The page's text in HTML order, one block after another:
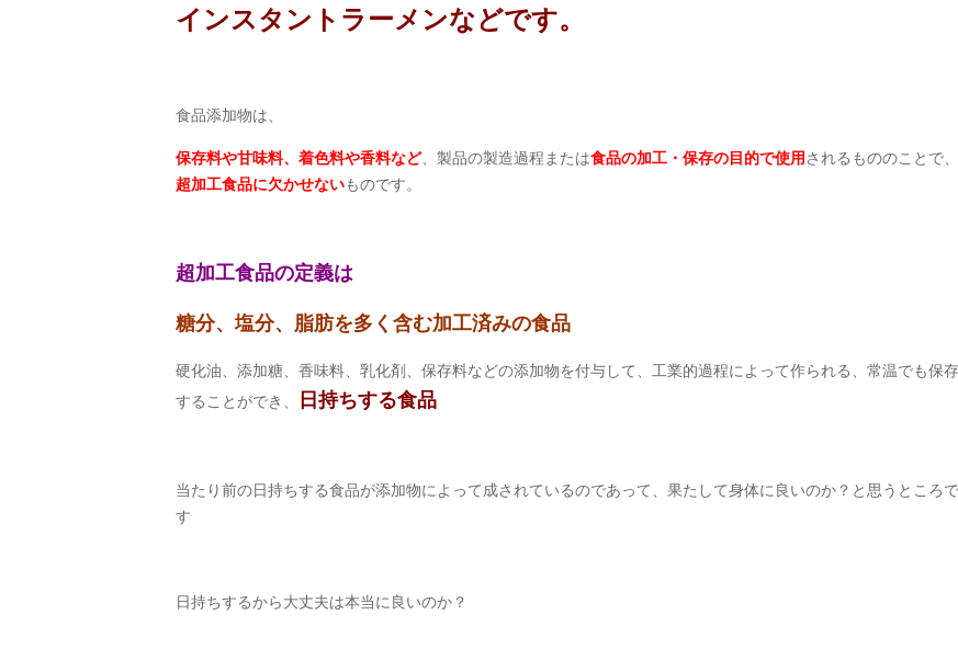
インスタントラーメンなどです。
食品添加物は、
保存料や甘味料、着色料や香料など、製品の製造過程または食品の加工・保存の目的で使用 されるもののことで、
超加工食品に欠かせないものです。
超加工食品の定義は
糖分、塩分、脂肪を多く含む加工済みの食品
硬化油、添加糖、香味料、乳化剤、保存料などの添加物を付与して、工業的過程によって作られる、常温でも保存
することができ、
日持ちする食品
当たり前の日持ちする食品が添加物によって成されているのであって、果たして身体に良いのか？と思うところで
す
日持ちするから大丈夫は本当に良いのか？